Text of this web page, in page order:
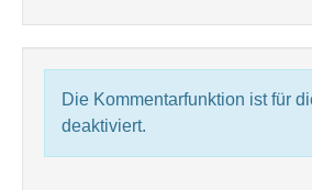
Die Kommentarfunktion ist für
deaktiviert.